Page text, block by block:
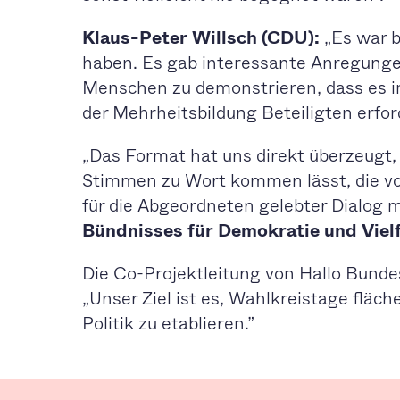
Klaus-Peter Willsch (CDU): „Es war
haben. Es gab interessante
Menschen zu demonstrieren, dass
der Mehrheitsbildung Beteiligten
„Das Format hat uns direkt
Stimmen zu Wort kommen lässt, die
für die Abgeordneten gelebter
Bündnisses für Demokratie und
Die Co-Projektleitung von Hallo
„Unser Ziel ist es, Wahlkreistage
Politik zu etablieren.”